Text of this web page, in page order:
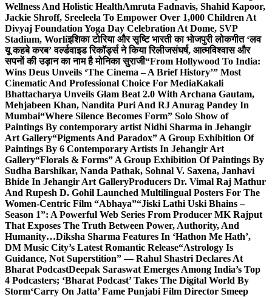
Wellness And Holistic HealthAmruta Fadnavis, Shahid Kapoor,
Jackie Shroff, Sreeleela To Empower Over 1,000 Children At
Divyaj Foundation Yoga Day Celebration At Dome, SVP
Stadium, Worliइशिका टोरिया और सृष्टि भारती का भोजपुरी लोकगीत ‘लव
यू कहबे करब’ वर्ल्डवाइड रिकॉर्ड्स ने किया रिलीजसंघर्ष, आत्मविश्वास और
सपनों की उड़ान का नाम है मोनिका सुराजी“From Hollywood To India:
Wins Deus Unveils ‘The Cinema – A Brief History’” Most
Cinematic And Professional Choice For MediaKakali
Bhattacharya Unveils Glam Beat 2.0 With Archana Gautam,
Mehjabeen Khan, Nandita Puri And RJ Anurag Pandey In
Mumbai“Where Silence Becomes Form” Solo Show of
Paintings By contemporary artist Nidhi Sharma in Jehangir
Art Gallery“Pigments And Paradox” A Group Exhibition Of
Paintings By 6 Contemporary Artists In Jehangir Art
Gallery“Florals & Forms” A Group Exhibition Of Paintings By
Sudha Barshikar, Nanda Pathak, Sohnal V. Saxena, Janhavi
Bhide In Jehangir Art GalleryProducers Dr. Vimal Raj Mathur
And Rupesh D. Gohil Launched Multilingual Posters For The
Women-Centric Film “Abhaya”“Jiski Lathi Uski Bhains –
Season 1”: A Powerful Web Series From Producer MK Rajput
That Exposes The Truth Between Power, Authority, And
Humanity…Diksha Sharma Features In ‘Hathon Me Hath’,
DM Music City’s Latest Romantic Release“Astrology Is
Guidance, Not Superstition” — Rahul Shastri Declares At
Bharat PodcastDeepak Saraswat Emerges Among India’s Top
4 Podcasters; ‘Bharat Podcast’ Takes The Digital World By
Storm‘Carry On Jatta’ Fame Punjabi Film Director Smeep